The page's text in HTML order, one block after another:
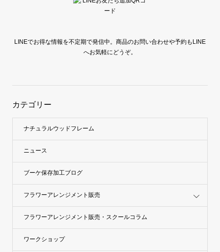
LINEでお得な情報を不定期で発信中。商品のお問い合わせや予約もLINE
へお気軽にどうぞ。
カテゴリー
ナチュラルウッドフレーム
ニュース
ブーケ保存加工ブログ
フラワーアレンジメント販売
フラワーアレンジメント販売・スクールコラム
ワークショップ